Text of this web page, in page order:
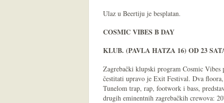
Ulaz u Beertiju je besplatan.
COSMIC VIBES B DAY
KLUB. (PAVLA HATZA 16) OD 23
Zagrebački klupski program Cosmic
čestitati upravo je Exit Festival. Dva
Tunelom trap, rap, footwork i bass,
drugih eminentnih zagrebačkih crewova: